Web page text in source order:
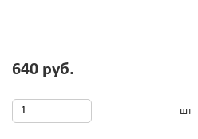
640 руб.
шт